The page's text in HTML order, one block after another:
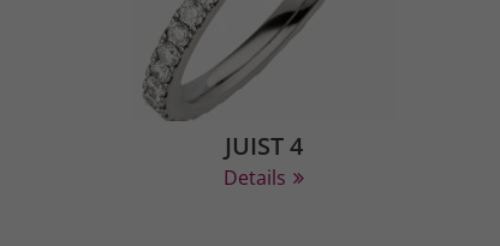
JUIST 4
Details